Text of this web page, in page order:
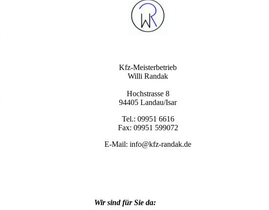
Kfz-Meisterbetrieb
Willi Randak
Hochstrasse 8
94405 Landau/Isar
Tel.: 09951 6616
Fax: 09951 599072
E-Mail: info@kfz-randak.de
Wir sind für Sie da: